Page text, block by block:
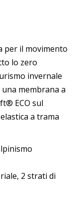
per il movimento
lo zero
invernale
membrana a
ECO sul
a trama
2 strati di